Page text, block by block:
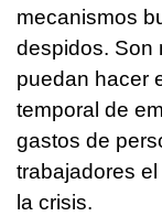
mecanismos
despidos. Son
puedan hacer
temporal de
gastos de
trabajadores
la crisis.